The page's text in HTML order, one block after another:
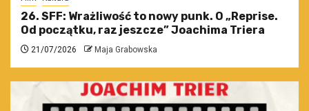
26. SFF: Wrażliwość to nowy punk. O „Reprise.
Od początku, raz jeszcze” Joachima Triera
21/07/2026 Maja Grabowska